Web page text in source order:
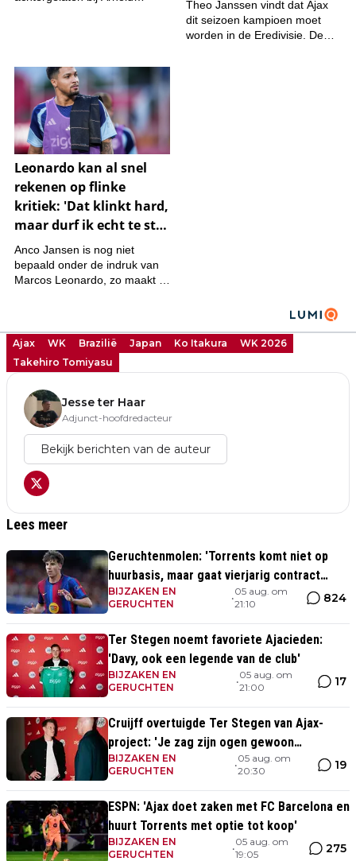
Ajax WK Brazilië Japan Ko Itakura
WK 2026
Takehiro Tomiyasu
Jesse ter Haar
Adjunct-hoofdredacteur
Bekijk berichten van de auteur
Lees meer
Geruchtenmolen: 'Torrents komt niet op
huurbasis, maar gaat vierjarig contract
tekenen bij Ajax'
BIJZAKEN EN
GERUCHTEN
•
05 aug. om
21:10
824
Ter Stegen noemt favoriete Ajacieden:
'Davy, ook een legende van de club'
BIJZAKEN EN
GERUCHTEN
•
05 aug. om
21:00
17
Cruijff overtuigde Ter Stegen van Ajax-
project: 'Je zag zijn ogen gewoon
oplichten'
BIJZAKEN EN
GERUCHTEN
•
05 aug. om
20:30
19
ESPN: 'Ajax doet zaken met FC Barcelona en
huurt Torrents met optie tot koop'
BIJZAKEN EN
GERUCHTEN
•
05 aug. om
19:05
275